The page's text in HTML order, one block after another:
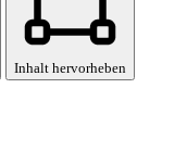
Inhalt hervorheben